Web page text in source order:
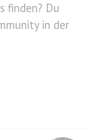
finden? Du
in der